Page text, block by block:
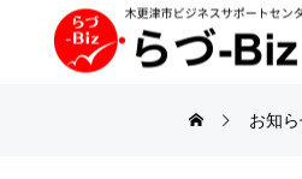
お知